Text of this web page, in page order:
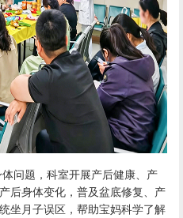
题，科室开展产后健康、产
后身体变化，普及盆底修复、产
坐月子误区，帮助宝妈科学了解